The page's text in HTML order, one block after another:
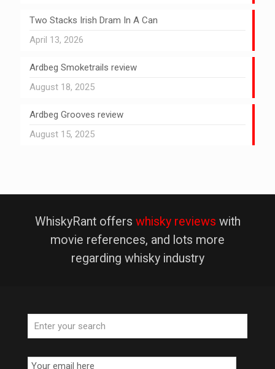
Two Stacks Irish Dram In A Can
April 13, 2026
Ardbeg Smoketrails review
August 18, 2025
Ardbeg Grooves review
August 15, 2025
WhiskyRant offers whisky reviews with
movie references, and lots more
regarding whisky industry
Email